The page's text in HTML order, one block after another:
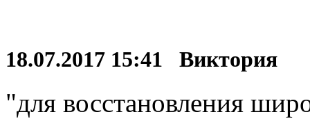
18.07.2017 15:41 Виктория
"для восстановления